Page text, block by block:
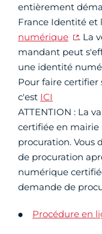
entièrement
France Identité et
numérique
. La
mandant peut
une identité
Pour faire
c'est ICI
ATTENTION : La
certifiée en mairie
procuration. Vous
de procuration
numérique
demande de
Procédure en